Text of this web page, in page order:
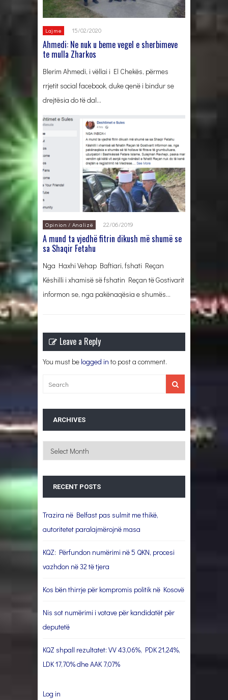
Lajme 15/02/2020
Ahmedi: Ne nuk u beme vegel e sherbimeve
te mulla Zharkos
Blerim Ahmedi, i vëllai i El Chekës, përmes
rrjetit social facebook, duke qenë i bindur se
drejtësia do të dal…
Opinion / Analizë 22/06/2019
A mund ta vjedhë fitrin dikush më shumë se
sa Shaqir Fetahu
Nga Haxhi Vehap Baftiari, fshati Reçan
Këshilli i xhamisë së fshatin Reçan të Gostivarit
informon se, nga pakënaqësia e shumës…
Leave a Reply
You must be logged in to post a comment.
ARCHIVES
Archives
RECENT POSTS
Trazira në Belfast pas sulmit me thikë,
autoritetet paralajmërojnë masa
KQZ: Përfundon numërimi në 5 QKN, procesi
vazhdon në 32 të tjera
Kos bën thirrje për kompromis politik në Kosovë
Nis sot numërimi i votave për kandidatët për
deputetë
KQZ shpall rezultatet: VV 43,06%, PDK 21,24%,
LDK 17,70% dhe AAK 7,07%
Log in